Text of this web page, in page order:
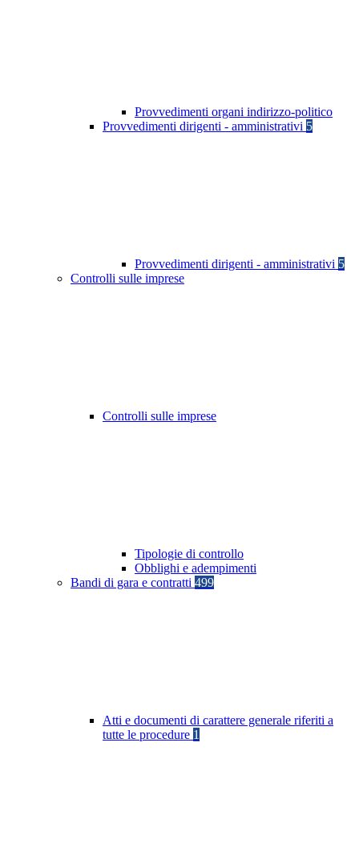
Provvedimenti organi indirizzo-politico
Provvedimenti dirigenti - amministrativi 5
Provvedimenti dirigenti - amministrativi 5
Controlli sulle imprese
Controlli sulle imprese
Tipologie di controllo
Obblighi e adempimenti
Bandi di gara e contratti 499
Atti e documenti di carattere generale riferiti a
tutte le procedure 1